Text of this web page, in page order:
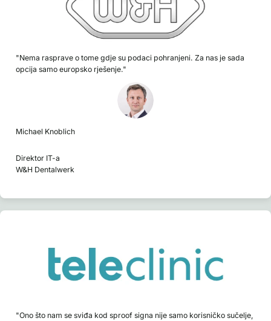
"Nema rasprave o tome gdje su podaci pohranjeni. Za nas je sada
opcija samo europsko rješenje."
Michael Knoblich
Direktor IT-a
W&H Dentalwerk
"Ono što nam se sviđa kod sproof signa nije samo korisničko sučelje,